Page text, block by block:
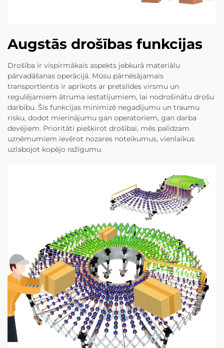
Augstās drošības funkcijas
Drošība ir vispirmākais aspekts jebkurā materiālu
pārvadāšanas operācijā. Mūsu pārnēsājamais
transportlentis ir aprīkots ar pretslīdes virsmu un
regulējamiem ātruma iestatījumiem, lai nodrošinātu drošu
darbību. Šīs funkcijas minimizē negadījumu un traumu
risku, dodot mierinājumu gan operatoriem, gan darba
devējiem. Prioritāti piešķirot drošībai, mēs palīdzam
uzņēmumiem ievērot nozares noteikumus, vienlaikus
uzlabojot kopējo ražīgumu.